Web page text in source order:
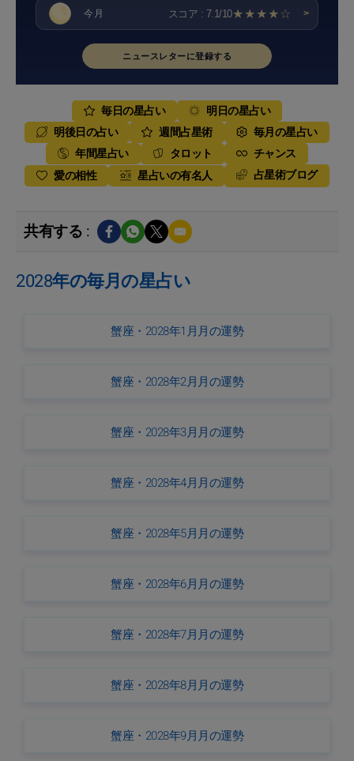
今月 スコア : 7.1/10★★★★☆ >
ニュースレターに登録する
毎日の星占い
明日の星占い
明後日の占い
週間占星術
毎月の星占い
年間星占い
タロット
チャンス
愛の相性
星占いの有名人 占星術ブログ
共有する :
2028年の毎月の星占い
蟹座・2028年1月月の運勢
蟹座・2028年2月月の運勢
蟹座・2028年3月月の運勢
蟹座・2028年4月月の運勢
蟹座・2028年5月月の運勢
蟹座・2028年6月月の運勢
蟹座・2028年7月月の運勢
蟹座・2028年8月月の運勢
蟹座・2028年9月月の運勢